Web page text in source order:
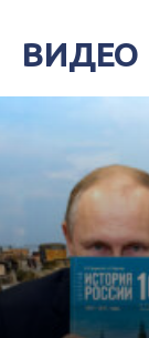
ВИДЕО